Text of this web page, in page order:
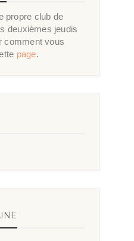
propre club de
deuxièmes jeudis
comment vous
page.